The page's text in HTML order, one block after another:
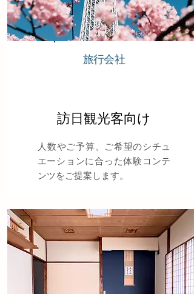
​旅行会社
訪日観光客向け
​人数やご予算、ご希望のシチュ
エーションに合った体験コンテ
ンツをご提案します。